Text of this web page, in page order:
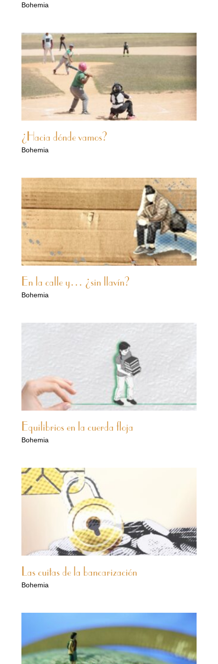
Bohemia
¿Hacia dónde vamos?
Bohemia
En la calle y… ¿sin llavín?
Bohemia
Equilibrios en la cuerda floja
Bohemia
Las cuitas de la bancarización
Bohemia